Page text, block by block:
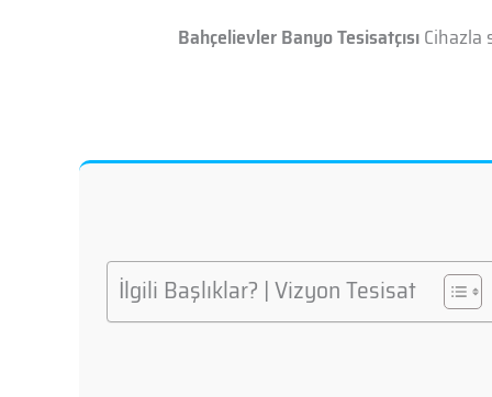
Bahçelievler Banyo TesisatçısıCihazla
İlgili Başlıklar? | Vizyon Tesisat